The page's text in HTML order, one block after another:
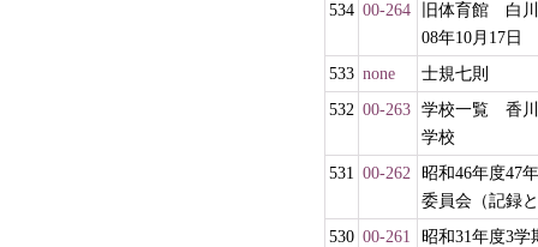
534 00-264
旧体育館 白
08年10月17日
533 none
士規七則
532 00-263 学校一覧 香川
学校
531 00-262
昭和46年度47
委員会（記録
530 00-261
昭和31年度3